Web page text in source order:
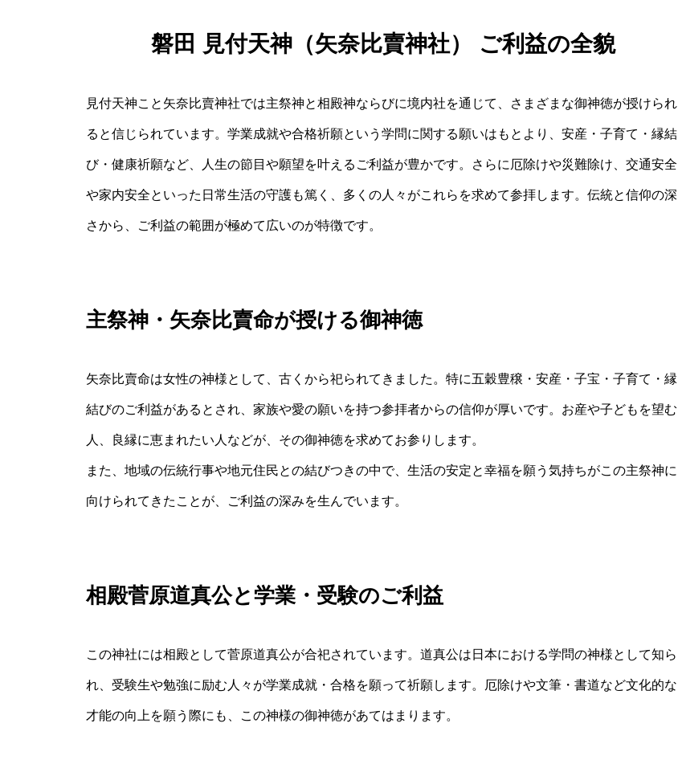
磐田 見付天神（矢奈比賣神社） ご利益の全貌
見付天神こと矢奈比賣神社では主祭神と相殿神ならびに境内社を通じて、さまざまな御神徳が授けられ
ると信じられています。学業成就や合格祈願という学問に関する願いはもとより、安産・子育て・縁結
び・健康祈願など、人生の節目や願望を叶えるご利益が豊かです。さらに厄除けや災難除け、交通安全
や家内安全といった日常生活の守護も篤く、多くの人々がこれらを求めて参拝します。伝統と信仰の深
さから、ご利益の範囲が極めて広いのが特徴です。
主祭神・矢奈比賣命が授ける御神徳
矢奈比賣命は女性の神様として、古くから祀られてきました。特に五穀豊穣・安産・子宝・子育て・縁
結びのご利益があるとされ、家族や愛の願いを持つ参拝者からの信仰が厚いです。お産や子どもを望む
人、良縁に恵まれたい人などが、その御神徳を求めてお参りします。
また、地域の伝統行事や地元住民との結びつきの中で、生活の安定と幸福を願う気持ちがこの主祭神に
向けられてきたことが、ご利益の深みを生んでいます。
相殿菅原道真公と学業・受験のご利益
この神社には相殿として菅原道真公が合祀されています。道真公は日本における学問の神様として知ら
れ、受験生や勉強に励む人々が学業成就・合格を願って祈願します。厄除けや文筆・書道など文化的な
才能の向上を願う際にも、この神様の御神徳があてはまります。